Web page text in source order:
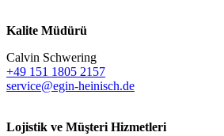
Kalite Müdürü
Calvin Schwering
+49 151 1805 2157
service@egin-heinisch.de
Lojistik ve Müşteri Hizmetleri